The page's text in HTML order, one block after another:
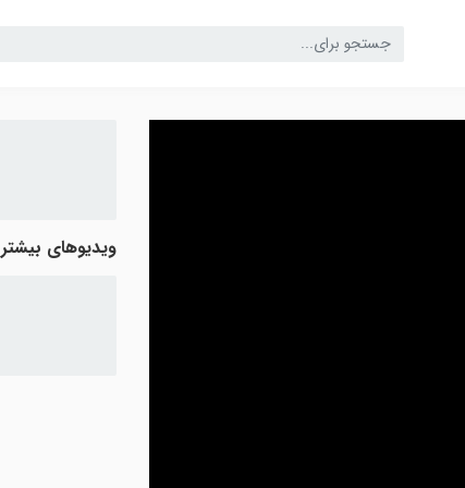
ویدیوهای بیشتر